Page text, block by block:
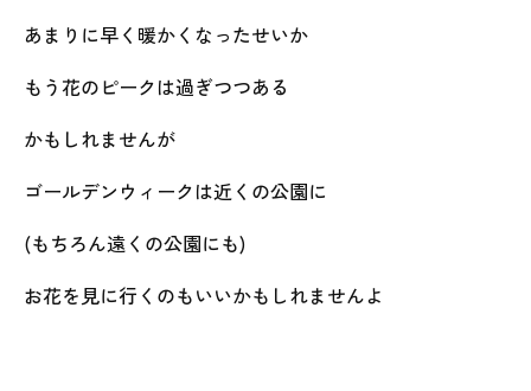
あまりに早く暖かくなったせいか
もう花のピークは過ぎつつある
かもしれませんが
ゴールデンウィークは近くの公園に
(もちろん遠くの公園にも)
お花を見に行くのもいいかもしれませんよ